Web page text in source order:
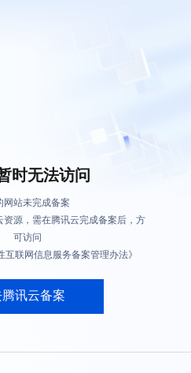
时无法访问
网站未完成备案
资源，需在腾讯云完成备案后，方
可访问
互联网信息服务备案管理办法》
腾讯云备案